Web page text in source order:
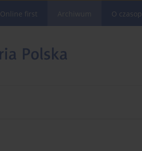
Online first O